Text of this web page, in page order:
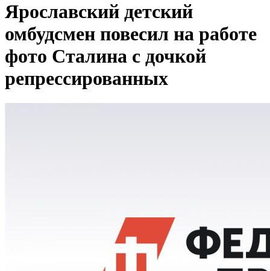
Ярославский детский
омбудсмен повесил на работе
фото Сталина с дочкой
репрессированных